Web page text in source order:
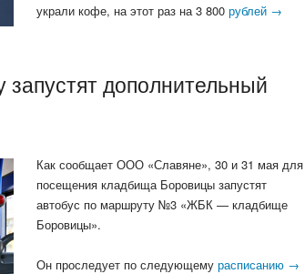
украли кофе, на этот раз на 3 800 рублей →
дополнительный
Как сообщает ООО «Славяне», 30 и 31 мая для
посещения кладбища Боровицы запустят
автобус по маршруту №3 «ЖБК — кладбище
Боровицы».
Он проследует по следующему расписанию →